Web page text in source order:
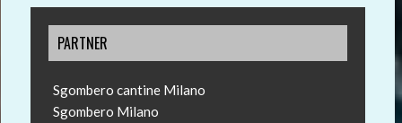
PARTNER
Sgombero cantine Milano
Sgombero Milano